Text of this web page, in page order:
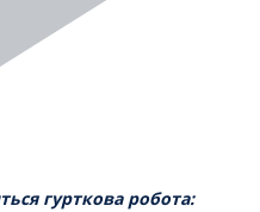
гурткова робота: